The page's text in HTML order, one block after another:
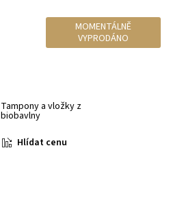
MOMENTÁLNĚ
VYPRODÁNO
Tampony a vložky z
biobavlny
Hlídat cenu